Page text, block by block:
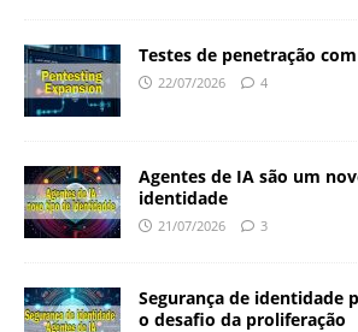
Testes de penetração
22/07/2026 4
Agentes de IA são um
identidade
21/07/2026 3
Segurança de identidade
o desafio da proliferação